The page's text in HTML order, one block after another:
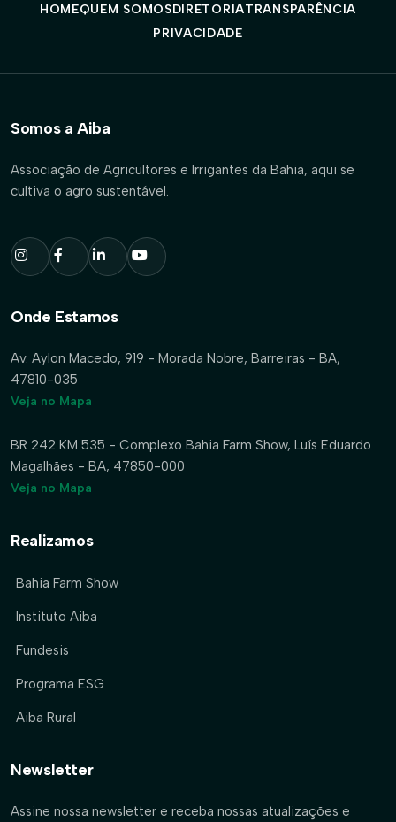
HOMEQUEM SOMOSDIRETORIATRANSPARÊNCIA
PRIVACIDADE
Somos a Aiba
Associação de Agricultores e Irrigantes da Bahia, aqui se
cultiva o agro sustentável.
Onde Estamos
Av. Aylon Macedo, 919 - Morada Nobre, Barreiras - BA,
47810-035
Veja no Mapa
BR 242 KM 535 - Complexo Bahia Farm Show, Luís Eduardo
Magalhães - BA, 47850-000
Veja no Mapa
Realizamos
Bahia Farm Show
Instituto Aiba
Fundesis
Programa ESG
Aiba Rural
Newsletter
Assine nossa newsletter e receba nossas atualizações e